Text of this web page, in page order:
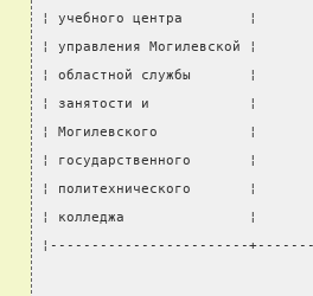
¦ учебного центра        ¦
¦ управления Могилевской
¦ областной службы       ¦
¦ занятости и            ¦
¦ Могилевского           ¦
¦ государственного       ¦
¦ политехнического
¦ колледжа               ¦
¦------------------------